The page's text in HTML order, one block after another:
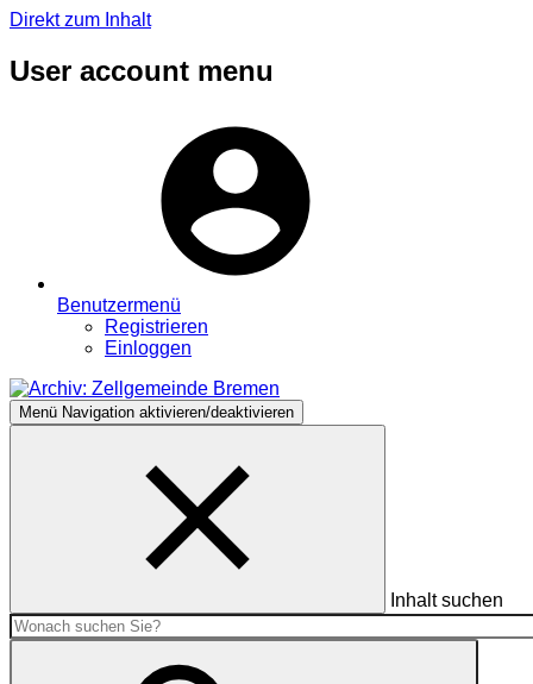
Direkt zum Inhalt
User account menu
Benutzermenü
Registrieren
Einloggen
Menü Navigation aktivieren/deaktivieren
Inhalt suchen